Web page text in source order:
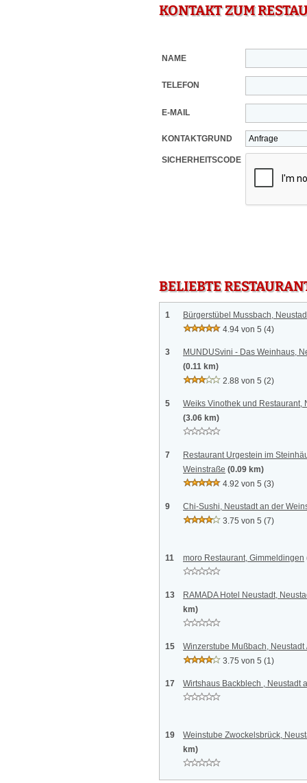
KONTAKT ZUM
NAME
TELEFON
E-MAIL
KONTAKTGRUND
SICHERHEITSCODE
BELIEBTE
1
Bürgerstübel Mussbach,
4.94 von 5 (4)
3
MUNDUSvini - Das Weinhaus,
(0.11 km)
2.88 von 5 (2)
5
Weiks Vinothek und Restaurant,
(3.06 km)
7
Restaurant Urgestein im
Weinstraße (0.09 km)
4.92 von 5 (3)
9
Chi-Sushi, Neustadt an der
3.75 von 5 (7)
11 moro Restaurant, Gimmeldingen
13
RAMADA Hotel Neustadt,
km)
15
Winzerstube Mußbach, Neustadt
3.75 von 5 (1)
17 Wirtshaus Backblech , Neustadt
19
Weinstube Zwockelsbrück,
km)